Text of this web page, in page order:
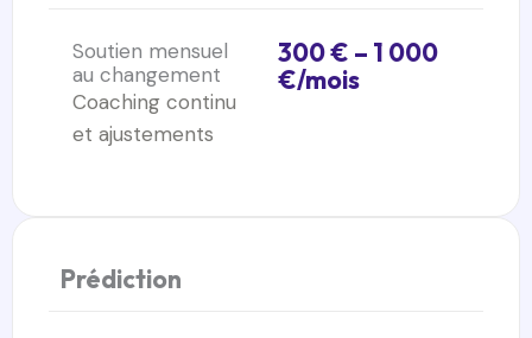
Soutien mensuel
au changement
Coaching continu
et ajustements
300 € – 1 000
€/mois
Prédiction